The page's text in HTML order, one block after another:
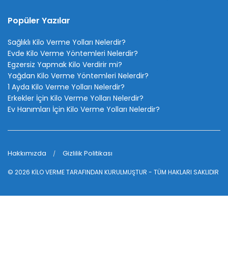
Popüler Yazılar
Sağlıklı Kilo Verme Yolları Nelerdir?
Evde Kilo Verme Yöntemleri Nelerdir?
Egzersiz Yapmak Kilo Verdirir mi?
Yağdan Kilo Verme Yöntemleri Nelerdir?
1 Ayda Kilo Verme Yolları Nelerdir?
Erkekler İçin Kilo Verme Yolları Nelerdir?
Ev Hanımları İçin Kilo Verme Yolları Nelerdir?
Hakkımızda Gizlilik Politikası
© 2026 KİLO VERMETARAFINDAN KURULMUŞTUR - TÜM HAKLARI SAKLIDIR